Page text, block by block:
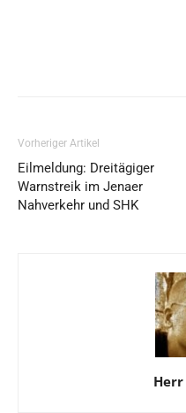
Vorheriger Artikel
Eilmeldung: Dreitägiger
Warnstreik im Jenaer
Nahverkehr und SHK